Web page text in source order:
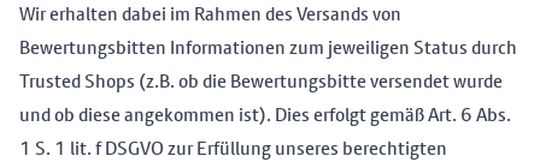
Wir erhalten dabei im Rahmen des Versands von
Bewertungsbitten Informationen zum jeweiligen Status durch
Trusted Shops (z.B. ob die Bewertungsbitte versendet wurde
und ob diese angekommen ist). Dies erfolgt gemäß Art. 6 Abs.
1 S. 1 lit. f DSGVO zur Erfüllung unseres berechtigten